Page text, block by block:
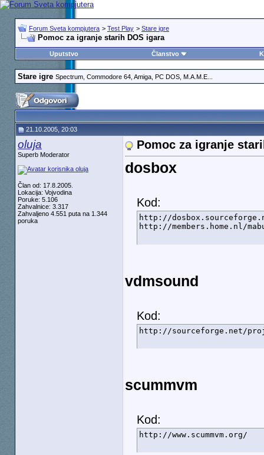
Forum Sveta kompjutera > Test Play > Stare igre
Pomoc za igranje starih DOS igara
Uputstvo Članstvo
Stare igre Spectrum, Commodore 64, Amiga, PC DOS, M.A.M.E...
21.10.2005, 20:03
oluja
Superb Moderator
Član od: 17.8.2005.
Lokacija: Vojvodina
Poruke: 5.106
Zahvalnice: 3.317
Zahvaljeno 4.551 puta na 1.344
poruka
Pomoc za igranje
dosbox
Kod:
http://
http://members.home.nl/
vdmsound
Kod:
http://sourceforge.net/
scummvm
Kod:
http://www.scummvm.org/